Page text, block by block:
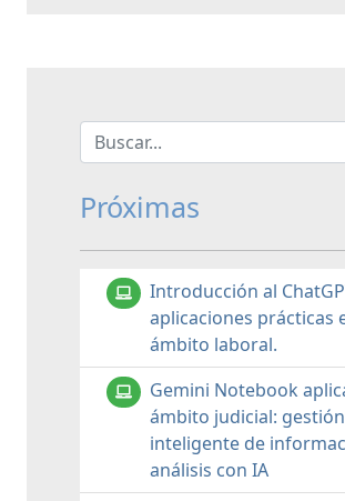
Próximas
Introducción al
aplicaciones prácticas
ámbito laboral.
Gemini Notebook
ámbito judicial: gestión
inteligente de
análisis con IA